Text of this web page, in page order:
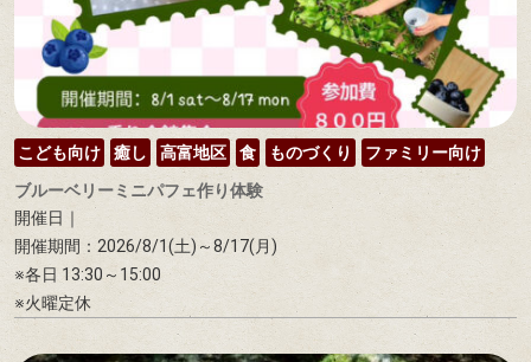
こども向け 癒し 高富地区 食 ものづくり
ファミリー向け
ブルーベリーミニパフェ作り体験
開催日｜
開催期間：2026/8/1(土)～8/17(月)
※各日 13:30～15:00
※火曜定休